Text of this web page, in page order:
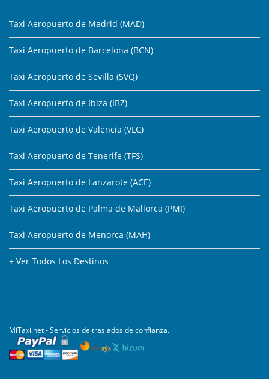
Taxi Aeropuerto de Madrid (MAD)
Taxi Aeropuerto de Barcelona (BCN)
Taxi Aeropuerto de Sevilla (SVQ)
Taxi Aeropuerto de Ibiza (IBZ)
Taxi Aeropuerto de Valencia (VLC)
Taxi Aeropuerto de Tenerife (TFS)
Taxi Aeropuerto de Lanzarote (ACE)
Taxi Aeropuerto de Palma de Mallorca (PMI)
Taxi Aeropuerto de Menorca (MAH)
+ Ver Todos Los Destinos
MiTaxi.net - Servicios de traslados de confianza.